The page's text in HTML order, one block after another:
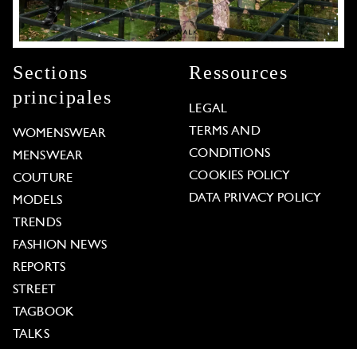
Sections
principales
WOMENSWEAR
MENSWEAR
COUTURE
MODELS
TRENDS
FASHION NEWS
REPORTS
STREET
TAGBOOK
TALKS
Ressources
LEGAL
TERMS AND
CONDITIONS
COOKIES POLICY
DATA PRIVACY POLICY